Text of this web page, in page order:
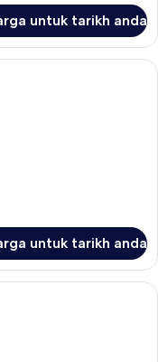
untuk tarikh anda
1 Katil Ratu (Queen)
untuk tarikh anda
View | Peralatan